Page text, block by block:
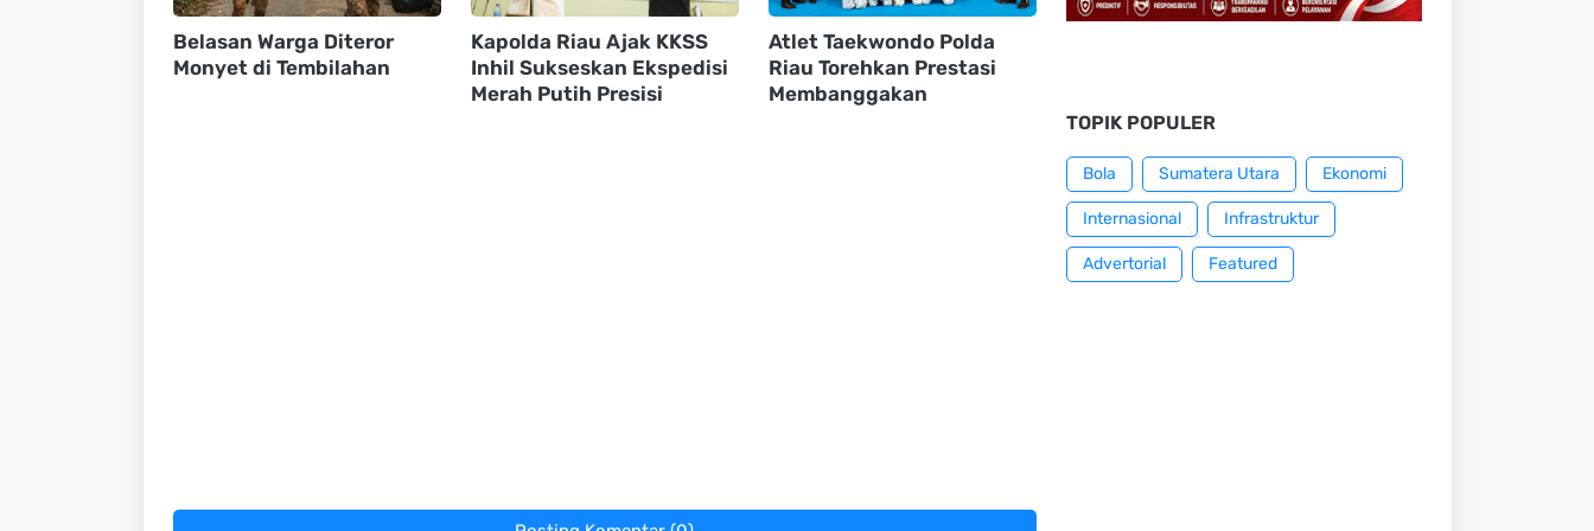
Belasan Warga Diteror
Monyet di Tembilahan
Kapolda Riau Ajak KKSS
Inhil Sukseskan Ekspedisi
Merah Putih Presisi
Atlet Taekwondo Polda
Riau Torehkan Prestasi
Membanggakan
TOPIK POPULER
Bola Sumatera Utara Ekonomi
Internasional Infrastruktur
Advertorial Featured